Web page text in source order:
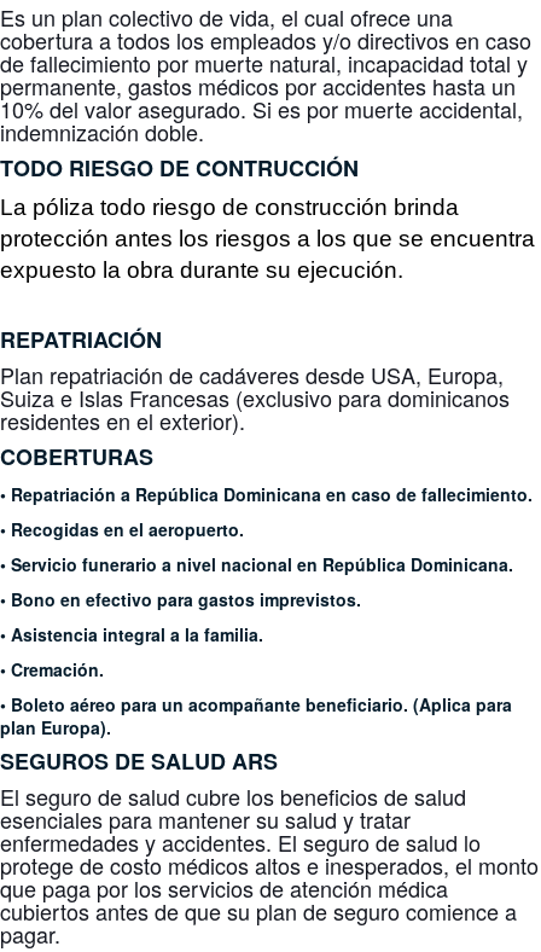
Es un plan colectivo de vida, el cual ofrece una
cobertura a todos los empleados y/o directivos en caso
de fallecimiento por muerte natural, incapacidad total y
permanente, gastos médicos por accidentes hasta un
10% del valor asegurado. Si es por muerte accidental,
indemnización doble.
TODO RIESGO DE CONTRUCCIÓN
La póliza todo riesgo de construcción brinda
protección antes los riesgos a los que se encuentra
expuesto la obra durante su ejecución.
REPATRIACIÓN
Plan repatriación de cadáveres desde USA, Europa,
Suiza e Islas Francesas (exclusivo para dominicanos
residentes en el exterior).
COBERTURAS
• Repatriación a República Dominicana en caso de fallecimiento.
• Recogidas en el aeropuerto.
• Servicio funerario a nivel nacional en República Dominicana.
• Bono en efectivo para gastos imprevistos.
• Asistencia integral a la familia.
• Cremación.
• Boleto aéreo para un acompañante beneficiario. (Aplica para
plan Europa).
SEGUROS DE SALUDARS
El seguro de salud cubre los beneficios de salud
esenciales para mantener su salud y tratar
enfermedades y accidentes. El seguro de salud lo
protege de costo médicos altos e inesperados, el monto
que paga por los servicios de atención médica
cubiertos antes de que su plan de seguro comience a
pagar.